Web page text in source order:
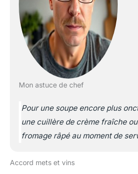
Mon astuce de chef
Pour une soupe encore plus
une cuillère de crème fraîche
fromage râpé au moment de
Accord mets et vins